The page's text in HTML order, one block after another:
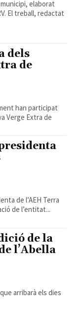
elaborat
El treball, redactat
dels
de
han participat
Verge Extra de
de l’AEH Terra
de l’entitat...
de la
l’Abella
arribarà els dies